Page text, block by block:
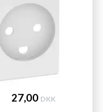
27,00 DKK